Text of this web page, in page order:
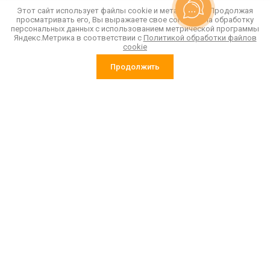
требуемого города.
Назад
Этот сайт использует файлы cookie и метаданные. Продолжая
просматривать его, Вы выражаете свое согласие на обработку
персональных данных с использованием метрической программы
Яндекс.Метрика в соответствии с Политикой обработки файлов
cookie
Продолжить